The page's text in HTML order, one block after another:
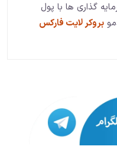
گذاری ها با پول
بروکر لایت فارکس